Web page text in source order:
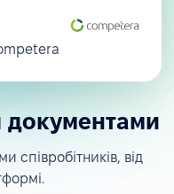
документами
співробітників, від